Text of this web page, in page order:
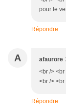
pour le
Répondre
A afaurore
<br />
<br /> <br
Répondre